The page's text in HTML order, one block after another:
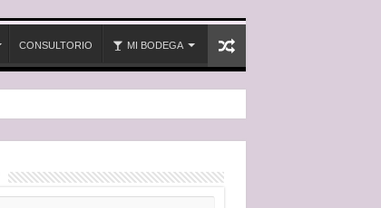
CONSULTORIO MI BODEGA